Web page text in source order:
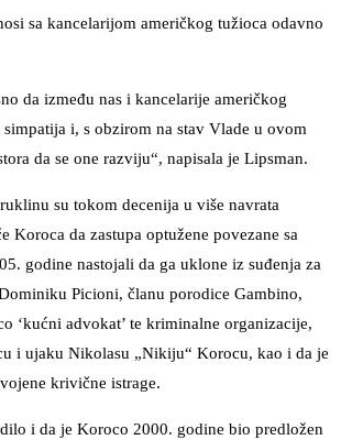
sa kancelarijom američkog tužioca odavno
da između nas i kancelarije američkog
i, s obzirom na stav Vlade u ovom
da se one razviju“, napisala je Lipsman.
su tokom decenija u više navrata
Koroca da zastupa optužene povezane sa
godine nastojali da ga uklone iz suđenja za
Picioni, članu porodice Gambino,
‘kućni advokat’ te kriminalne organizacije,
i ujaku Nikolasu „Nikiju“ Korocu, kao i da je
krivične istrage.
i da je Koroco 2000. godine bio predložen